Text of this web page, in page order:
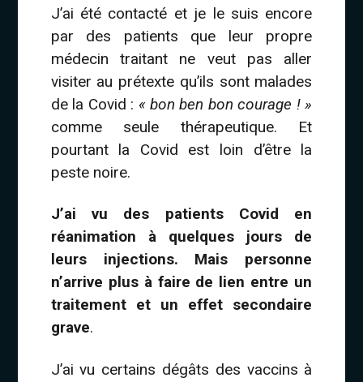
J’ai été contacté et je le suis encore
par des patients que leur propre
médecin traitant ne veut pas aller
visiter au prétexte qu’ils sont malades
de la Covid : « bon ben bon courage ! »
comme seule thérapeutique. Et
pourtant la Covid est loin d’être la
peste noire.
J’ai vu des patients Covid en
réanimation à quelques jours de
leurs injections. Mais personne
n’arrive plus à faire de lien entre un
traitement et un effet secondaire
grave.
J’ai vu certains dégâts des vaccins à